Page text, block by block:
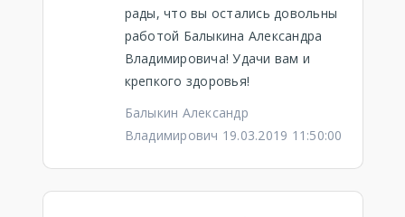
рады, что вы остались довольны
работой Балыкина Александра
Владимировича! Удачи вам и
крепкого здоровья!
Балыкин Александр
Владимирович 19.03.2019 11:50:00